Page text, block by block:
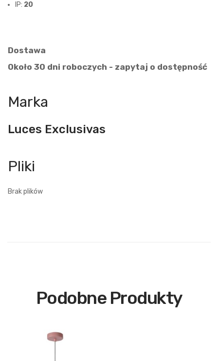
IP: 20
Dostawa
Około 30 dni roboczych - zapytaj o dostępność
Marka
Luces Exclusivas
Brak plików
Podobne Produkty